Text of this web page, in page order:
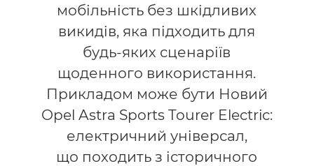
мобільність без шкідливих
викидів, яка підходить для
будь-яких сценаріїв
щоденного використання.
Прикладом може бути Новий
Opel Astra Sports Tourer Electric:
електричний універсал,
що походить з історичного